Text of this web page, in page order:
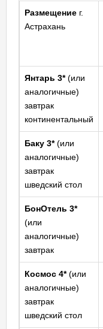
Размещение г.
Астрахань
Янтарь 3*(или
аналогичные)
завтрак
континентальный
Баку 3*(или
аналогичные)
завтрак
шведский стол
БонОтель 3*
(или
аналогичные)
завтрак
Космос 4*(или
аналогичные)
завтрак
шведский стол